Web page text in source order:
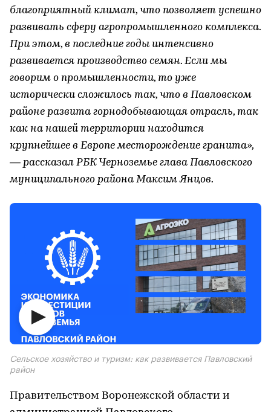
благоприятный климат, что позволяет успешно
развивать сферу агропромышленного комплекса.
При этом, в последние годы интенсивно
развивается производство семян. Если мы
говорим о промышленности, то уже
исторически сложилось так, что в Павловском
районе развита горнодобывающая отрасль, так
как на нашей территории находится
крупнейшее в Европе месторождение гранита»,
— рассказал РБК Черноземье глава Павловского
муниципального района Максим Янцов.
Сельское хозяйство и туризм: как развивается Павловский
район
Правительством Воронежской области и